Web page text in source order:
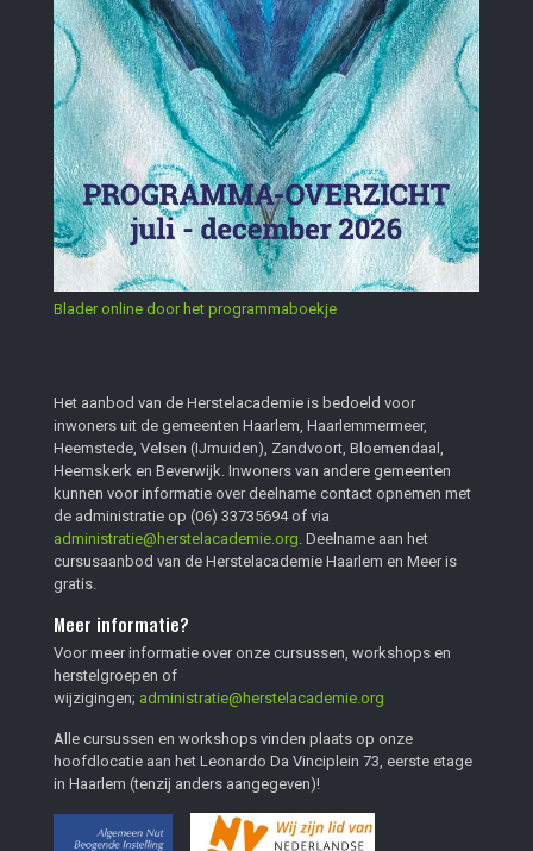
Blader online door het programmaboekje
Het aanbod van de Herstelacademie is bedoeld voor
inwoners uit de gemeenten Haarlem, Haarlemmermeer,
Heemstede, Velsen (IJmuiden), Zandvoort, Bloemendaal,
Heemskerk en Beverwijk. Inwoners van andere gemeenten
kunnen voor informatie over deelname contact opnemen met
de administratie op (06) 33735694of via
administratie@herstelacademie.org. Deelname aan het
cursusaanbod van de Herstelacademie Haarlem en Meer is
gratis.
Meer informatie?
Voor meer informatie over onze cursussen, workshops en
herstelgroepen of
wijzigingen; administratie@herstelacademie.org
Alle cursussen en workshops vinden plaats op onze
hoofdlocatie aan het Leonardo Da Vinciplein 73, eerste etage
in Haarlem (tenzij anders aangegeven)!